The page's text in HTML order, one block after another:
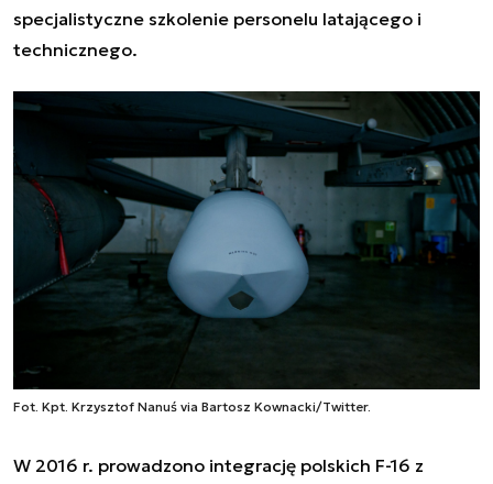
specjalistyczne szkolenie personelu latającego i
technicznego.
Fot. Kpt. Krzysztof Nanuś via Bartosz Kownacki/Twitter.
W 2016 r. prowadzono integrację polskich F-16 z